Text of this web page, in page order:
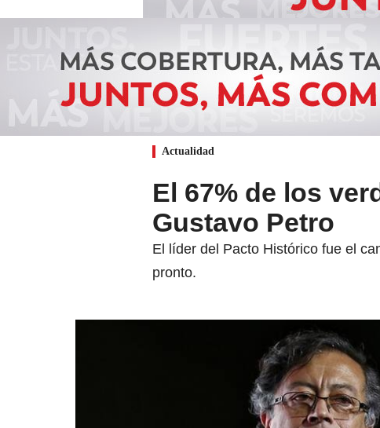
Actualidad
El 67% de los
Gustavo Petro
El líder del Pacto Histórico fue el
pronto.